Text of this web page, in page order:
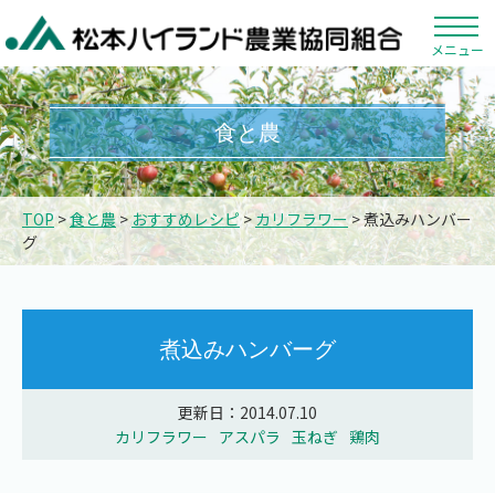
メニュー
食と農
TOP>食と農>おすすめレシピ>カリフラワー> 煮込みハンバー
グ
煮込みハンバーグ
更新日：2014.07.10
カリフラワー アスパラ 玉ねぎ 鶏肉